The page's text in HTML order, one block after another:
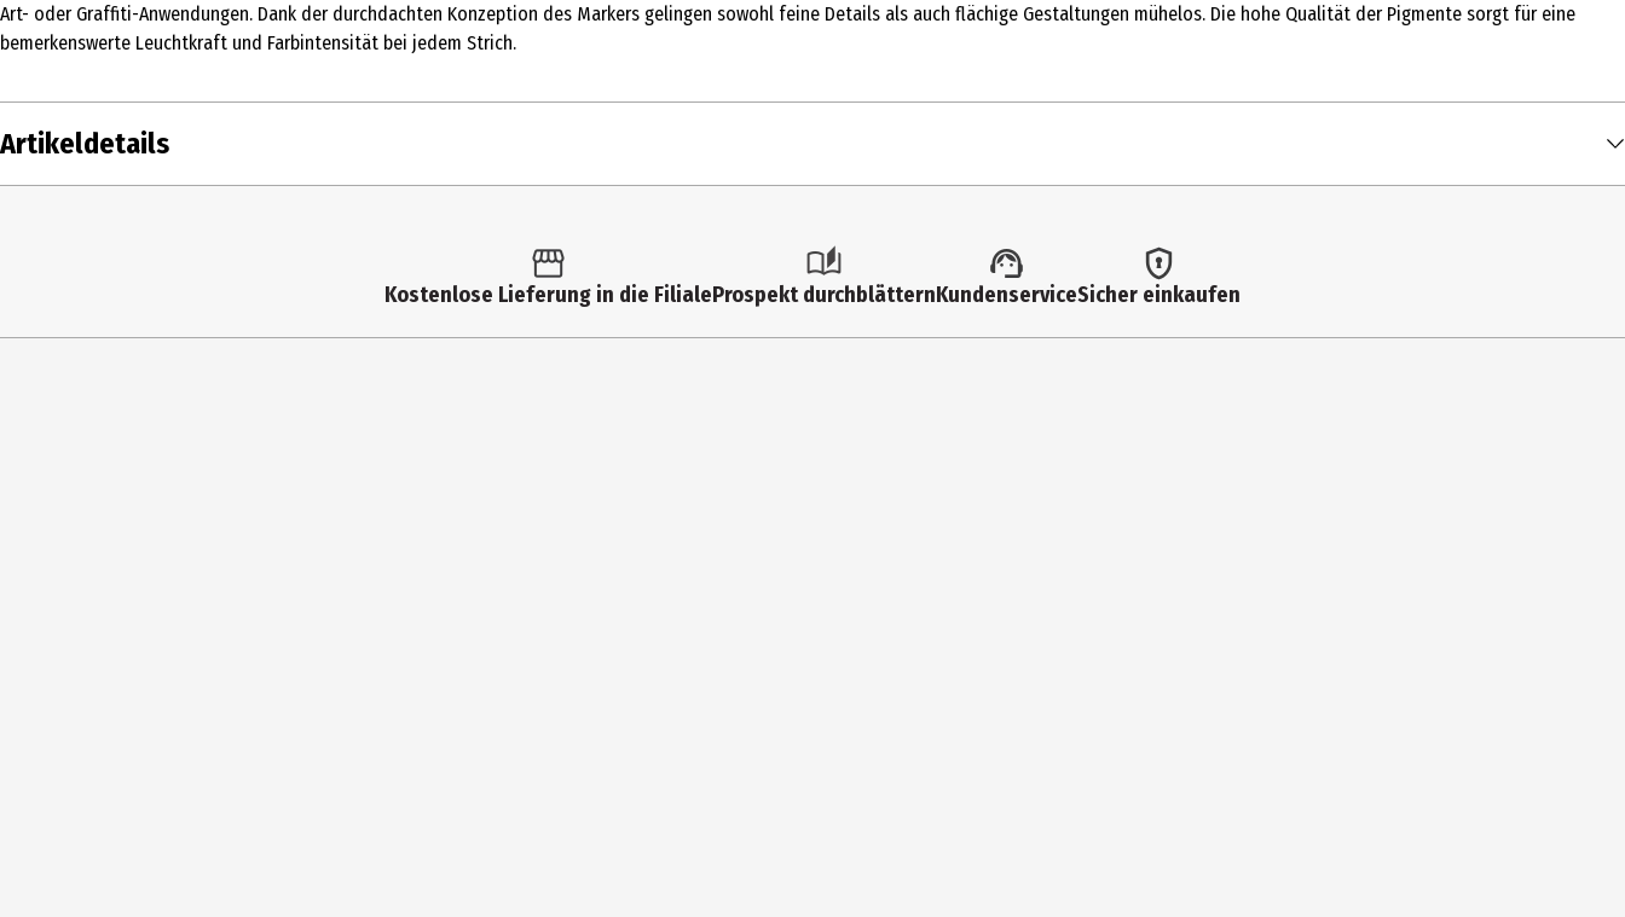
Art- oder Graffiti-Anwendungen. Dank der durchdachten Konzeption des Markers gelingen sowohl feine Details als auch flächige Gestaltungen mühelos. Die hohe Qualität der Pigmente sorgt für eine
bemerkenswerte Leuchtkraft und Farbintensität bei jedem Strich.
Artikeldetails
Kostenlose Lieferung in die FilialeProspekt durchblätternKundenserviceSicher einkaufen